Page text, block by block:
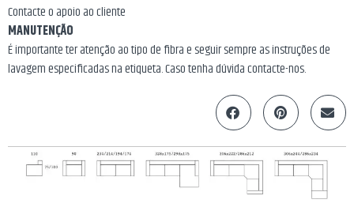
Contacte o apoio ao cliente
MANUTENÇÃO
É importante ter atenção ao tipo de fibra e seguir sempre as instruções de
lavagem especificadas na etiqueta. Caso tenha dúvida contacte-nos.